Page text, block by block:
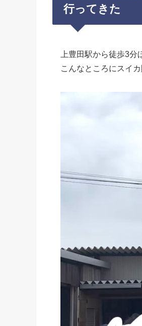
行ってきた
上豊田駅から徒歩3分
こんなところにスイ